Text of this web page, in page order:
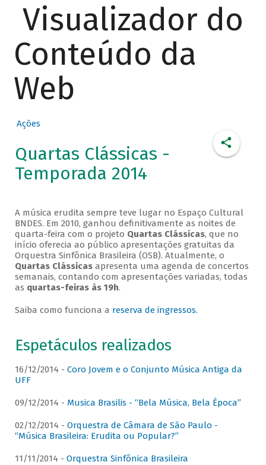
Visualizador do
Conteúdo da
Web
Ações
Quartas Clássicas -
Temporada 2014
A música erudita sempre teve lugar no Espaço Cultural
BNDES. Em 2010, ganhou definitivamente as noites de
quarta-feira com o projeto Quartas Clássicas, que no
início oferecia ao público apresentações gratuitas da
Orquestra Sinfônica Brasileira (OSB). Atualmente, o
Quartas Clássicasapresenta uma agenda de concertos
semanais, contando com apresentações variadas, todas
as quartas-feiras às 19h.
Saiba como funciona a reserva de ingressos.
Espetáculos realizados
16/12/2014 - Coro Jovem e o Conjunto Música Antiga da
UFF
09/12/2014 - Musica Brasilis - “Bela Música, Bela Época”
02/12/2014 - Orquestra de Câmara de São Paulo -
“Música Brasileira: Erudita ou Popular?”
11/11/2014 - Orquestra Sinfônica Brasileira